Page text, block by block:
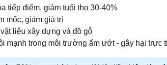
tiếp điểm, giảm tuổi thọ 30-40%
mốc, giảm giá trị
liệu xây dựng và đồ gỗ
mạnh trong môi trường ẩm ướt - gây hại trực